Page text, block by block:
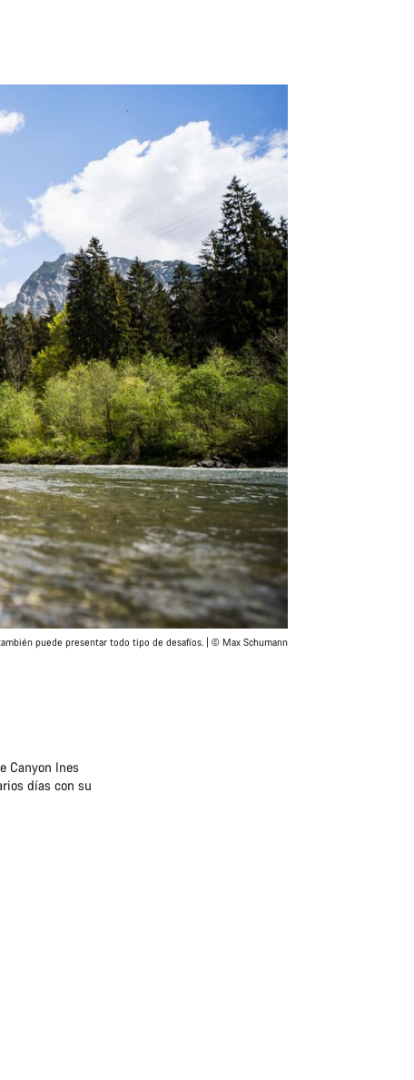
puede presentar todo tipo de desafíos. | © Max Schumann
Canyon Ines
días con su